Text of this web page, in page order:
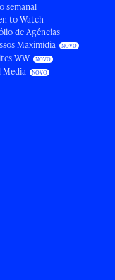
semanal
to Watch
de Agências
Maximídia
WW
Media